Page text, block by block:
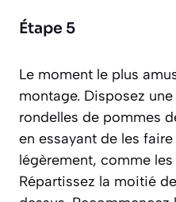
Étape 5
Le moment le plus
montage. Disposez
rondelles de pommes
en essayant de les
légèrement, comme
Répartissez la moitié